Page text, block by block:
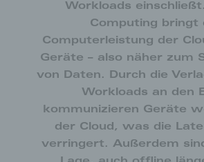
Workloads
Computing bringt
Computerleistung der
Geräte – also näher zum
von Daten. Durch die
Workloads an den
kommunizieren Geräte
der Cloud, was die
verringert. Außerdem
vielmehr benötigt, um (1) die
Internetseite korrekt auszuliefern,
unserer Internetseite sowie die
zu optimieren, (3) die dauerhafte
informationstechnologischen
Technik unserer Internetseite zu
sowie (4) um
eines Cyberangriffes die zur
anonym erhobenen Daten und